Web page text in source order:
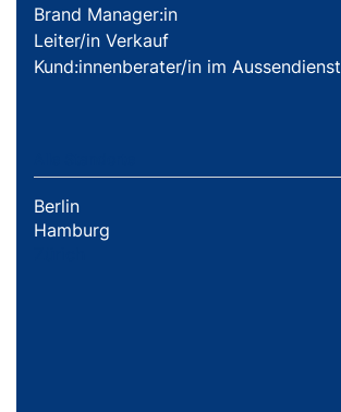
Brand Manager:in
Leiter/in Verkauf
Kund:innenberater/in im Aussendienst
Berlin
Hamburg